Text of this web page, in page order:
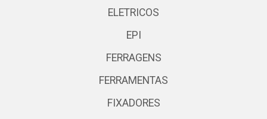
ELETRICOS
EPI
FERRAGENS
FERRAMENTAS
FIXADORES